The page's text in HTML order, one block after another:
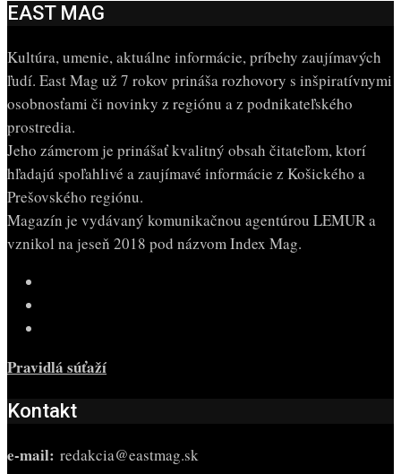
EAST MAG
Kultúra, umenie, aktuálne informácie, príbehy zaujímavých
ľudí. East Mag už 7 rokov prináša rozhovory s inšpiratívnymi
osobnosťami či novinky z regiónu a z podnikateľského
prostredia.
Jeho zámerom je prinášať kvalitný obsah čitateľom, ktorí
hľadajú spoľahlivé a zaujímavé informácie z Košického a
Prešovského regiónu.
Magazín je vydávaný komunikačnou agentúrou LEMUR a
vznikol na jeseň 2018 pod názvom Index Mag.
Pravidlá súťaží
Kontakt
e-mail: redakcia@eastmag.sk